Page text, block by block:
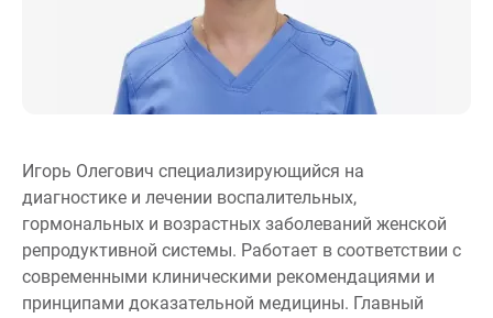
Игорь Олегович специализирующийся на
диагностике и лечении воспалительных,
гормональных и возрастных заболеваний женской
репродуктивной системы. Работает в соответствии с
современными клиническими рекомендациями и
принципами доказательной медицины. Главный